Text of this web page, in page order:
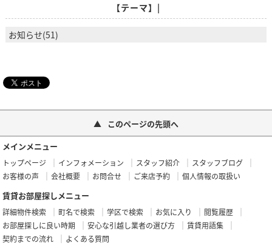
【テーマ】|
お知らせ(51)
このページの先頭へ
メインメニュー
トップページ インフォメーション スタッフ紹介
スタッフブログ
お客様の声
会社概要 お問合せ ご来店予約 個人情報の取扱い
賃貸お部屋探しメニュー
詳細物件検索 町名で検索 学区で検索 お気に入り
閲覧履歴
お部屋探しに良い時期
安心な引越し業者の選び方
賃貸用語集
契約までの流れ
よくある質問